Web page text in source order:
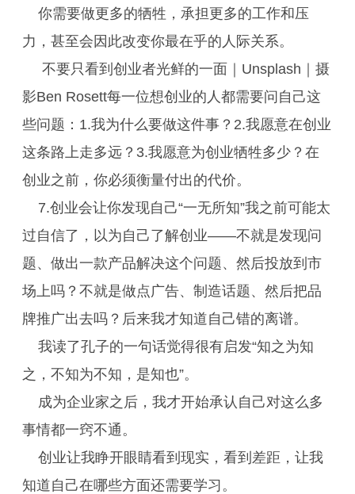
你需要做更多的牺牲，承担更多的工作和压
力，甚至会因此改变你最在乎的人际关系。
不要只看到创业者光鲜的一面｜Unsplash｜摄
影Ben Rosett每一位想创业的人都需要问自己这
些问题：1.我为什么要做这件事？2.我愿意在创业
这条路上走多远？3.我愿意为创业牺牲多少？在
创业之前，你必须衡量付出的代价。
7.创业会让你发现自己“一无所知”我之前可能太
过自信了，以为自己了解创业——不就是发现问
题、做出一款产品解决这个问题、然后投放到市
场上吗？不就是做点广告、制造话题、然后把品
牌推广出去吗？后来我才知道自己错的离谱。
我读了孔子的一句话觉得很有启发“知之为知
之，不知为不知，是知也”。
成为企业家之后，我才开始承认自己对这么多
事情都一窍不通。
创业让我睁开眼睛看到现实，看到差距，让我
知道自己在哪些方面还需要学习。